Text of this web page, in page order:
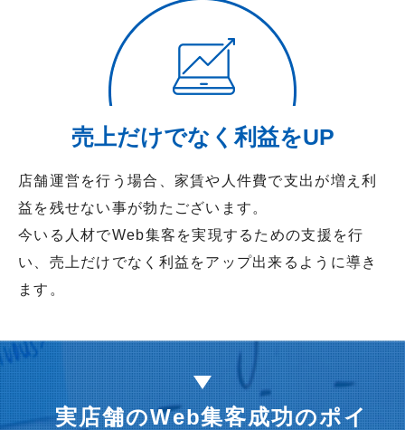
売上だけでなく利益をUP
店舗運営を行う場合、家賃や人件費で支出が増え利
益を残せない事が勃たございます。
今いる人材でWeb集客を実現するための支援を行
い、売上だけでなく利益をアップ出来るように導き
ます。
実店舗のWeb集客成功のポイ